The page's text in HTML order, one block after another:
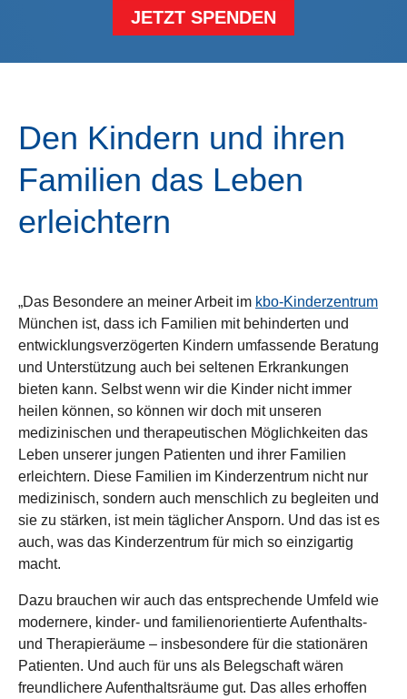
JETZT SPENDEN
Den Kindern und ihren
Familien das Leben
erleichtern
„Das Besondere an meiner Arbeit im kbo-Kinderzentrum
München ist, dass ich Familien mit behinderten und
entwicklungsverzögerten Kindern umfassende Beratung
und Unterstützung auch bei seltenen Erkrankungen
bieten kann. Selbst wenn wir die Kinder nicht immer
heilen können, so können wir doch mit unseren
medizinischen und therapeutischen Möglichkeiten das
Leben unserer jungen Patienten und ihrer Familien
erleichtern. Diese Familien im Kinderzentrum nicht nur
medizinisch, sondern auch menschlich zu begleiten und
sie zu stärken, ist mein täglicher Ansporn. Und das ist es
auch, was das Kinderzentrum für mich so einzigartig
macht.
Dazu brauchen wir auch das entsprechende Umfeld wie
modernere, kinder- und familienorientierte Aufenthalts-
und Therapieräume – insbesondere für die stationären
Patienten. Und auch für uns als Belegschaft wären
freundlichere Aufenthaltsräume gut. Das alles erhoffen